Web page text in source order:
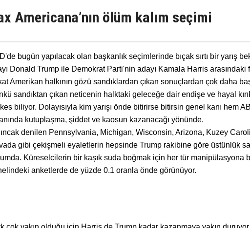
Americana’nın ölüm kalım seçimi
bugün yapılacak olan başkanlık seçimlerinde bıçak sırtı bir yarış
Donald Trump ile Demokrat Parti'nin adayı Kamala Harris
Amerikan halkının gözü sandıklardan çıkan sonuçlardan çok daha
sandıktan çıkan neticenin halktaki geleceğe dair endişe ve hayal
biliyor. Dolayısıyla kim yarışı önde bitirirse bitirsin genel kanı hem
kutuplaşma, şiddet ve kaosun kazanacağı yönünde.
denilen Pennsylvania, Michigan, Wisconsin, Arizona, Kuzey
gibi çekişmeli eyaletlerin hepsinde Trump rakibine göre üstünlük
Küreselcilerin bir kaşık suda boğmak için her tür manipülasyona
anketlerde de yüzde 0.1 oranla önde görünüyor.